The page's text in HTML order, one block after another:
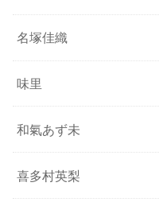
名塚佳織
味里
和氣あず未
喜多村英梨